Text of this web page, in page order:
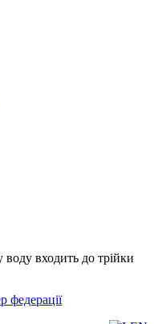
воду входить до трійки
федерації